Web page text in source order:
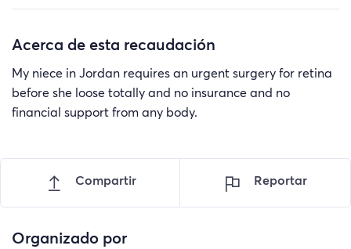
Acerca de esta recaudación
My niece in Jordan requires an urgent surgery for retina
before she loose totally and no insurance and no
financial support from any body.
Compartir Reportar
Organizado por